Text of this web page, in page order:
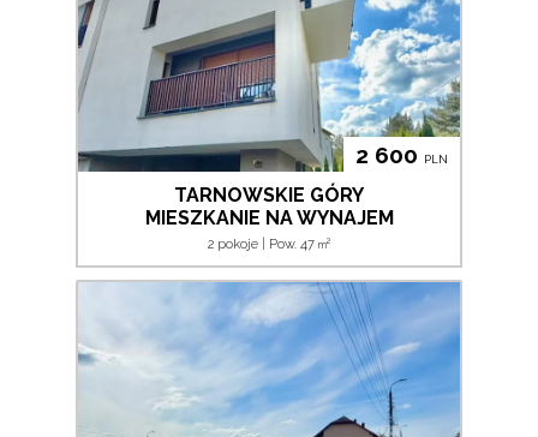
2 600 PLN
TARNOWSKIE GÓRY
MIESZKANIE NA WYNAJEM
2 pokoje | Pow. 47 m2